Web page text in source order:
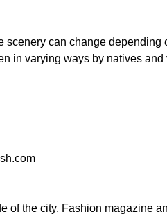
scenery can change
in varying ways by natives and
of the city. Fashion magazine